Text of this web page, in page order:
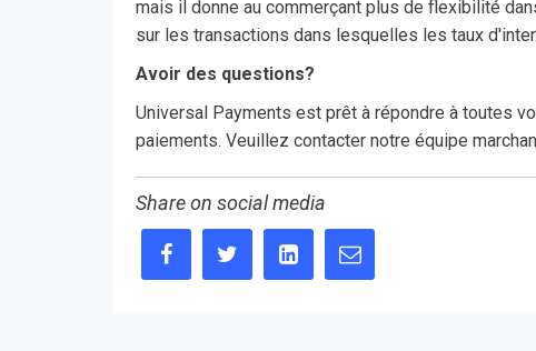
mais il donne au commerçant plus de flexibilité
sur les transactions dans lesquelles les taux
Avoir des questions?
Universal Payments est prêt à répondre à toutes
paiements. Veuillez contacter notre équipe
Share on social media